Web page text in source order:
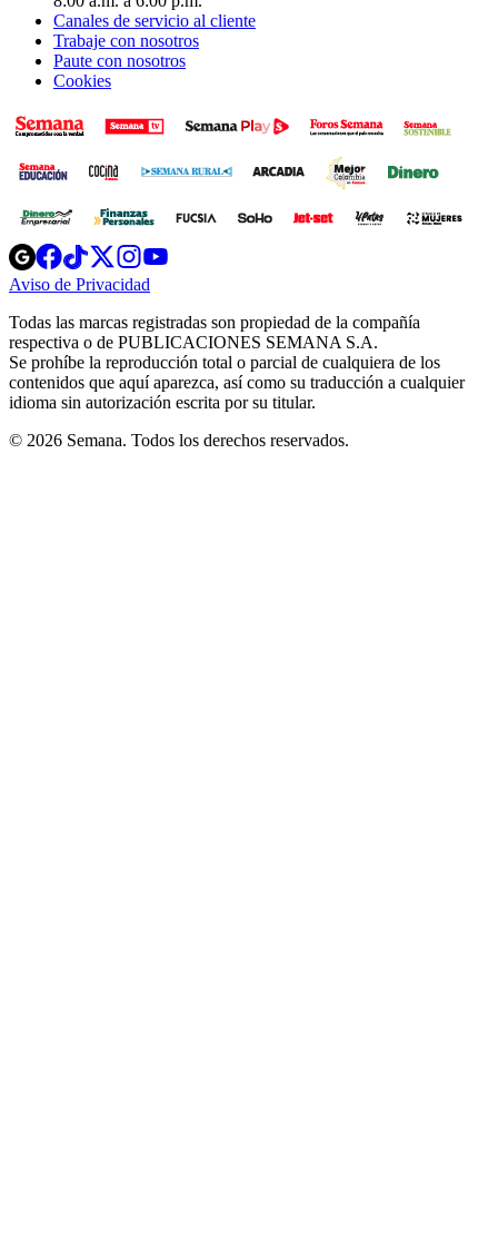
Canales de servicio al cliente
Trabaje con nosotros
Paute con nosotros
Cookies
Opens
in
new
Opens
in
new
Opens
in
new
window
Opens
new
windowwindow
Aviso de Privacidad
new
window
Todas las marcas registradas son propiedad de la compañía
respectiva o de PUBLICACIONES SEMANA S.A.
Se prohíbe la reproducción total o parcial de cualquiera de los
contenidos que aquí aparezca, así como su traducción a cualquier
idioma sin autorización escrita por su titular.
© 2026 Semana. Todos los derechos reservados.